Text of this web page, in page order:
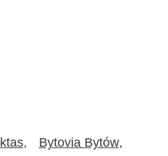
Bytovia Bytów